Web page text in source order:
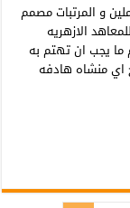
و المرتبات مصمم
الازهريه
ما يجب ان تهتم به
اي منشاه هادفه